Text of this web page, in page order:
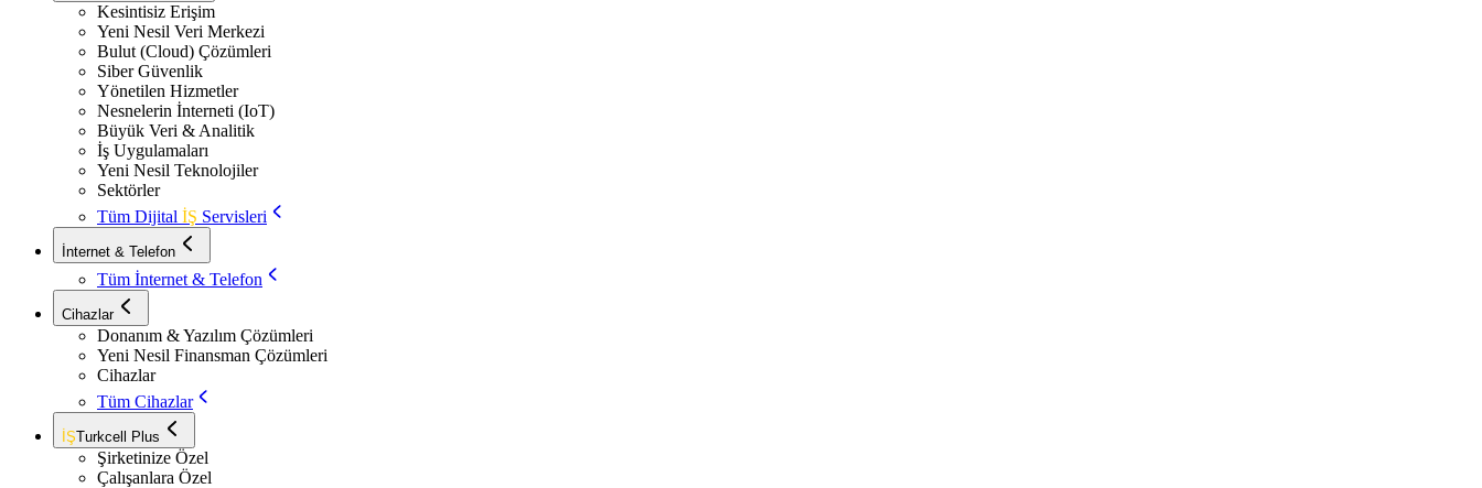
Kesintisiz Erişim
Yeni Nesil Veri Merkezi
Bulut (Cloud) Çözümleri
Siber Güvenlik
Yönetilen Hizmetler
Nesnelerin İnterneti (IoT)
Büyük Veri & Analitik
İş Uygulamaları
Yeni Nesil Teknolojiler
Sektörler
Tüm Dijital İŞ Servisleri
İnternet & Telefon
Tüm İnternet & Telefon
Cihazlar
Donanım & Yazılım Çözümleri
Yeni Nesil Finansman Çözümleri
Cihazlar
Tüm Cihazlar
İŞTurkcell Plus
Şirketinize Özel
Çalışanlara Özel